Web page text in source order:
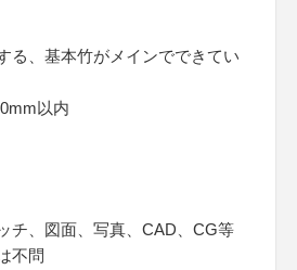
る、基本竹がメインでできてい
以内
チ、図面、写真、CAD、CG等
不問